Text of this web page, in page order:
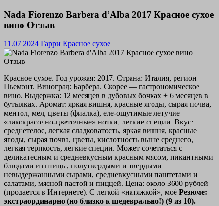
Nada Fiorenzo Barbera d’Alba 2017 Красное сухое
вино Отзыв
11.07.2024 Гарри Красное сухое
Красное сухое. Год урожая: 2017. Страна: Италия, регион —
Пьемонт. Виноград: Барбера. Скорее — гастрономическое
вино. Выдержка: 12 месяцев в дубовых бочках + 6 месяцев в
бутылках. Аромат: яркая вишня, красные ягоды, сырая почва,
ментол, мел, цветы (фиалка), еле-ощутимые летучие
«лакокрасочно-цветочные» нотки, легкие специи. Вкус:
среднетелое, легкая сладковатость, яркая вишня, красные
ягоды, сырая почва, цветы, кислотность выше среднего,
легкая терпкость, легкие специи. Может сочетаться с
деликатесным и средневкусным красным мясом, пикантными
блюдами из птицы, полутвердыми и твердыми
невыдержанными сырами, средневкусными паштетами и
салатами, мясной пастой и пиццей. Цена: около 3600 рублей
(продается в Интернете). С легкой «натяжкой», моё Резюме:
экстраординарно (но близко к шедеврально!) (9 из 10).